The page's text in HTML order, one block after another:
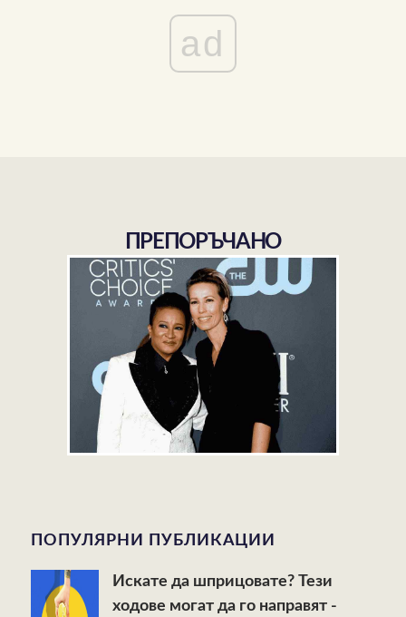
ad
ПРЕПОРЪЧАНО
ПОПУЛЯРНИ ПУБЛИКАЦИИ
Искате да шприцовате? Тези
ходове могат да го направят -